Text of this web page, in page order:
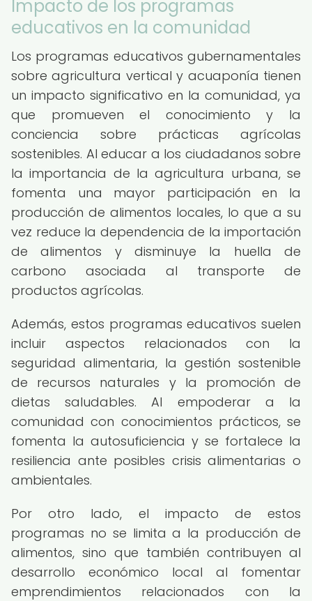
Impacto de los programas
educativos en la comunidad
Los programas educativos gubernamentales
sobre agricultura vertical y acuaponía tienen
un impacto significativo en la comunidad, ya
que promueven el conocimiento y la
conciencia sobre prácticas agrícolas
sostenibles. Al educar a los ciudadanos sobre
la importancia de la agricultura urbana, se
fomenta una mayor participación en la
producción de alimentos locales, lo que a su
vez reduce la dependencia de la importación
de alimentos y disminuye la huella de
carbono asociada al transporte de
productos agrícolas.
Además, estos programas educativos suelen
incluir aspectos relacionados con la
seguridad alimentaria, la gestión sostenible
de recursos naturales y la promoción de
dietas saludables. Al empoderar a la
comunidad con conocimientos prácticos, se
fomenta la autosuficiencia y se fortalece la
resiliencia ante posibles crisis alimentarias o
ambientales.
Por otro lado, el impacto de estos
programas no se limita a la producción de
alimentos, sino que también contribuyen al
desarrollo económico local al fomentar
emprendimientos relacionados con la